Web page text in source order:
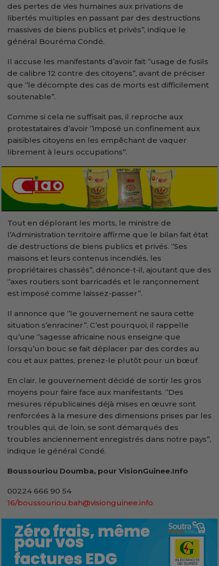
des pertes de vies humaines aux privations de
libertés multiples en passant par des destructions
massives de biens publics et privés’’, indique le
général Bouréma Condé.
Il accuse les manifestants d’avoir fait ‘’usage de fusils
de calibre 12 contre des citoyens’’, avant de préciser
que ‘’le décompte des cas de morts est difficilement
soutenable’’.
Comme si cela ne suffisait pas, il reproche aux
protestataires d’avoir ‘’imposé un confinement aux
paisibles citoyens en les empêchant de vaquer
librement à leurs occupations’’.
Tout en déplorant les morts, le ministre de
l’Administration territoire affirme que le bilan fait état
de destructions de biens publics et privés. ‘’Ses
maisons et leurs contenus incendiés, les
propriétaires chassés’’, dénonce-t-il, ajoutant que des
‘’axes routiers sont barricadés et le rançonnement
est imposé comme laissez-passer’’.
Il annonce que ‘’le gouvernement ne saura cette
situation s’enraciner’’. C’est pourquoi, il rappelle
qu’une ‘’sagesse africaine nous enseigne que
lorsqu’un bouc se fait déplacer par des cordes au
cou et aux pattes, prenez-le plutôt pour un bœuf.
En clair, le gouvernement décidé de sortir les gros
moyens pour faire face aux manifestants. ‘’Des
mesures républicaines déjà mises en œuvre sont
renforcées à la mesure des dimensions prises par les
troubles qui, de loin, se sont démarqués des
troubles anciennement enregistrés dans notre pays’’,
indique le général Condé.
Boussouriou Doumba, pour VisionGuinee.Info
00224 666 90 54
16/boussouriou.bah@visionguinee.info